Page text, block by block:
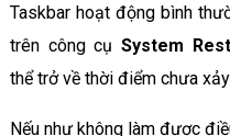
Taskbar hoạt động bình
trên công cụSystem
thể trở về thời điểm chưa
Nếu như không làm được